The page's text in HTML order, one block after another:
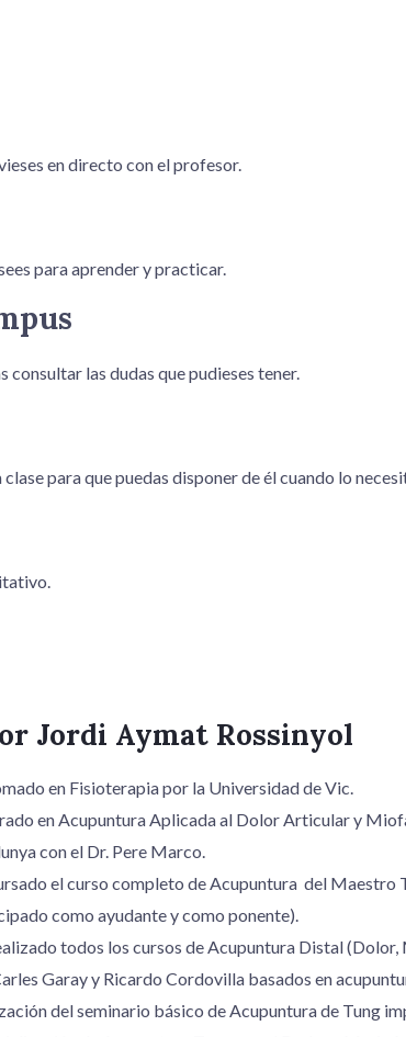
en directo con el profesor.​
para aprender y practicar.​
las dudas que pudieses tener.​
para que puedas disponer de él cuando lo
Jordi Aymat Rossinyol
en Fisioterapia por la Universidad de Vic.
en Acupuntura Aplicada al Dolor Articular y
con el Dr. Pere Marco.
el curso completo de Acupuntura del Maestro
como ayudante y como ponente).
todos los cursos de Acupuntura Distal
Garay y Ricardo Cordovilla basados en
del seminario básico de Acupuntura de Tung